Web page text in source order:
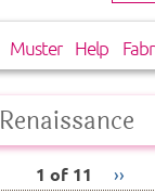
Muster Help
Renaissance
1 of 11 ››